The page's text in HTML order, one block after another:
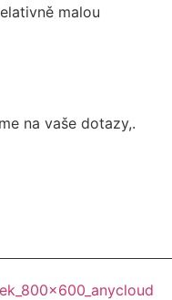
malou
na vaše dotazy,.